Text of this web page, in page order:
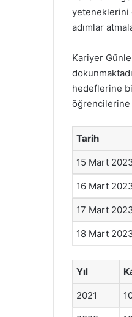
yeteneklerini
adımlar
Kariyer
hedeflerine
öğrencilerine
Tarih
15 Mart
16 Mart
17 Mart
18 Mart
Yıl
2021